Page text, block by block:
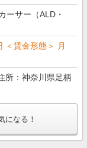
ーサー（ALD・
＜賃金形態＞ 月
所：神奈川県足柄
になる！